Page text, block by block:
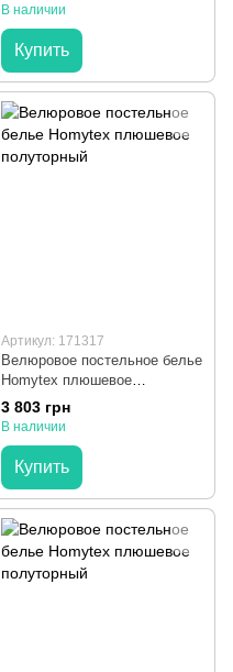
В наличии
Купить
Артикул: 171317
Велюровое постельное белье
Homytex плюшевое
полуторный
3 803 грн
В наличии
Купить